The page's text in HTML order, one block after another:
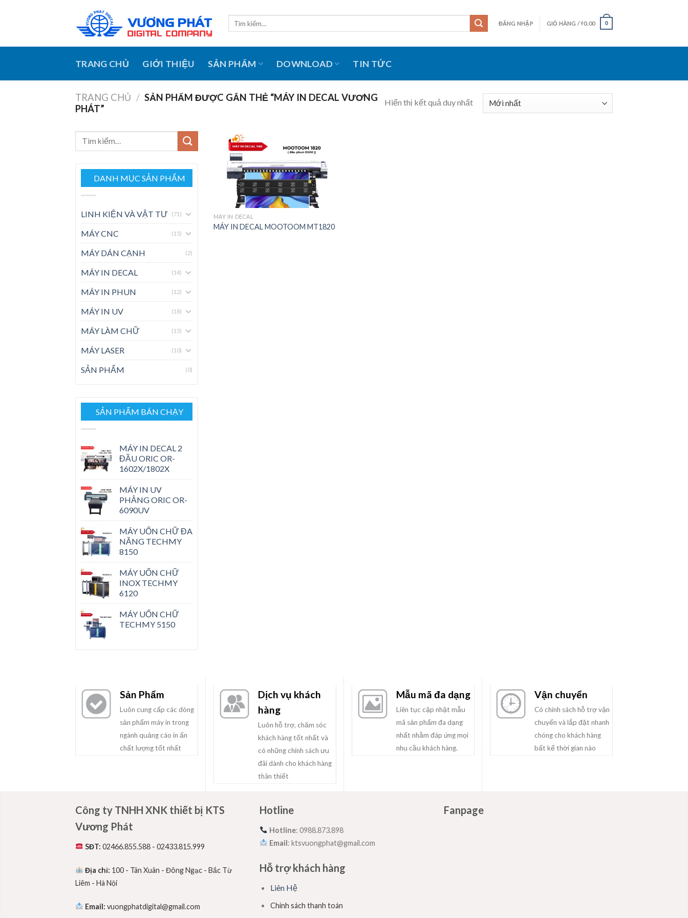
ĐĂNG NHẬP GIỎ HÀNG /₫0.00 0
TRANG CHỦ GIỚI THIỆU SẢN PHẨM DOWNLOAD TIN TỨC
TRANG CHỦ / SẢN PHẨM ĐƯỢC GẮN THẺ “MÁY IN DECAL VƯƠNG
PHÁT”
Hiển thị kết quả duy nhất
Tìm
DANH MỤC SẢN PHẨM
LINH KIỆN VÀ VẬT TƯ (71)
MÁY CNC (15)
MÁY DÁN CẠNH (2)
MÁY IN DECAL (14)
MÁY IN PHUN (12)
MÁY IN UV (18)
MÁY LÀM CHỮ (15)
MÁY LASER (10)
SẢN PHẨM (0)
SẢN PHẨM BÁN CHẠY
MÁY IN DECAL 2
ĐẦU ORIC OR-
1602X/1802X
MÁY IN UV
PHẲNG ORIC OR-
6090UV
MÁY UỐN CHỮ ĐA
NĂNG TECHMY
8150
MÁY UỐN CHỮ
INOX TECHMY
6120
MÁY UỐN CHỮ
TECHMY 5150
MÁY IN DECAL
MÁY IN DECAL MOOTOOM MT1820
Sản Phẩm
Luôn cung cấp các dòng
sản phẩm máy in trong
ngành quảng cáo in ấn
chất lượng tốt nhất
Dịch vụ khách
hàng
Luôn hỗ trợ, chăm sóc
khách hàng tốt nhất và
có những chính sách ưu
đãi dành cho khách hàng
thân thiết
Mẫu mã đa dạng
Liên tục cập nhật mẫu
mã sản phẩm đa dạng
nhất nhằm đáp ứng mọi
nhu cầu khách hàng.
Vận chuyển
Có chính sách hỗ trợ vận
chuyển và lắp đặt nhanh
chóng cho khách hàng
bất kể thời gian nào
Công ty TNHH XNK thiết bị KTS
Vương Phát
SĐT: 02466.855.588 - 02433.815.999
Địa chỉ: 100 - Tân Xuân - Đông Ngạc - Bắc Từ
Liêm - Hà Nội
Email: vuongphatdigital@gmail.com
Hotline
Hotline: 0988.873.898
Email: ktsvuongphat@gmail.com
Hỗ trợ khách hàng
Liên Hệ
Chính sách thanh toán
Fanpage